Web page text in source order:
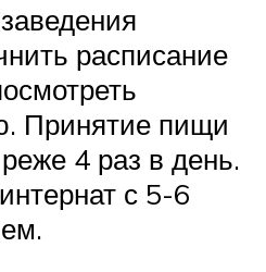
расписание
Принятие пищи
4 раз в день.
с 5-6